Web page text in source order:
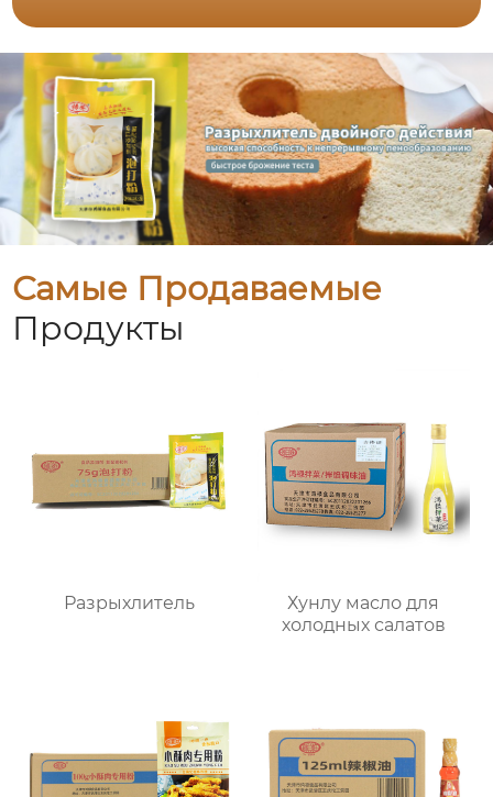
Самые Продаваемые
Продукты
Разрыхлитель
Хунлу масло для
холодных салатов